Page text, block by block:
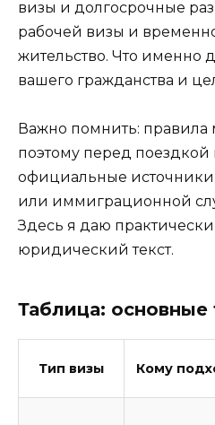
визы и долгосрочные
рабочей визы и
жительство. Что именно
вашего гражданства и
Важно помнить: правила
поэтому перед поездкой
официальные источники
или иммиграционной
Здесь я даю
юридический текст.
Таблица: основные
Тип визы Кому